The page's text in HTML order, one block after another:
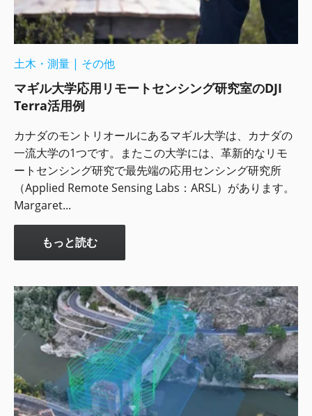
土木・測量 | その他
マギル大学応用リモートセンシング研究室のDJI
Terra活用例
カナダのモントリオールにあるマギル大学は、カナダの
一流大学の1つです。またこの大学には、革新的なリモ
ートセンシング研究で最先端の応用センシング研究所
（Applied Remote Sensing Labs：ARSL）があります。
Margaret...
もっと読む